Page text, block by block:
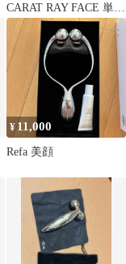
CARAT RAY FACE 単品
1個 (x 1)
¥11,000
Refa 美顔